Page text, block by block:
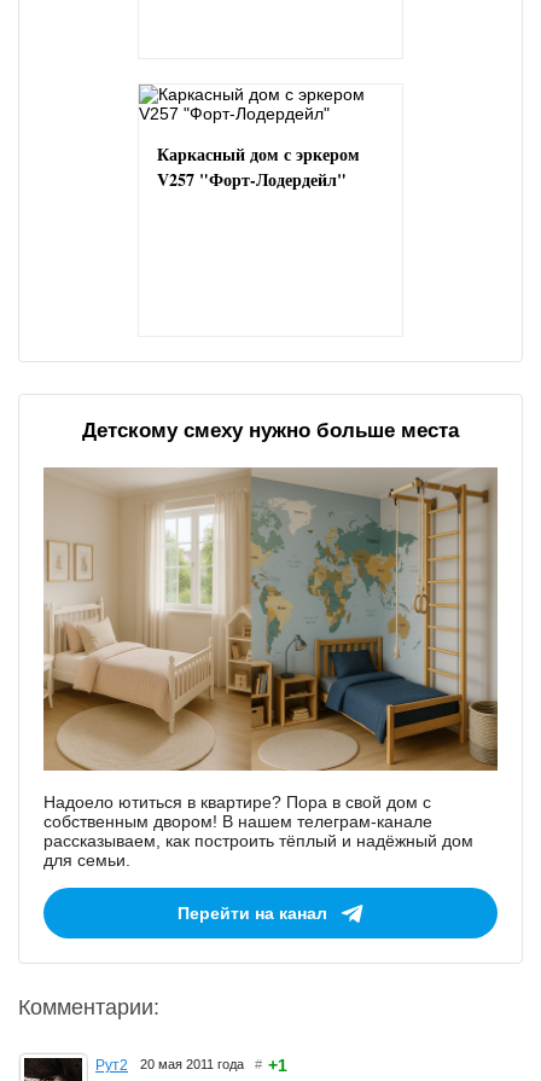
Каркасный дом с эркером
V257 "Форт-Лодердейл"
Детскому смеху нужно больше места
Надоело ютиться в квартире? Пора в свой дом с
собственным двором! В нашем телеграм-канале
рассказываем, как построить тёплый и надёжный дом
для семьи.
Перейти на канал
Комментарии:
Рут2 20 мая 2011 года # +1